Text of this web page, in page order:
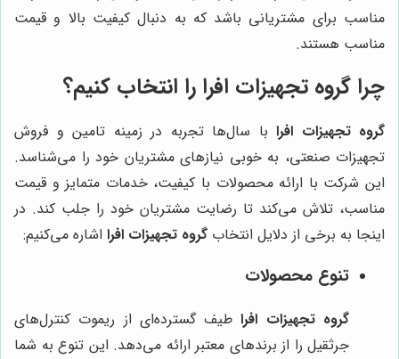
مناسب برای مشتریانی باشد که به دنبال کیفیت بالا و قیمت
مناسب هستند.
چرا گروه تجهیزات افرا را انتخاب کنیم؟
گروه تجهیزات افرا با سال‌ها تجربه در زمینه تامین و فروش
تجهیزات صنعتی، به خوبی نیازهای مشتریان خود را می‌شناسد.
این شرکت با ارائه محصولات با کیفیت، خدمات متمایز و قیمت
مناسب، تلاش می‌کند تا رضایت مشتریان خود را جلب کند. در
اینجا به برخی از دلایل انتخاب گروه تجهیزات افرا اشاره می‌کنیم:
تنوع محصولات
گروه تجهیزات افراطیف گسترده‌ای از ریموت کنترل‌های
جرثقیل را از برندهای معتبر ارائه می‌دهد. این تنوع به شما